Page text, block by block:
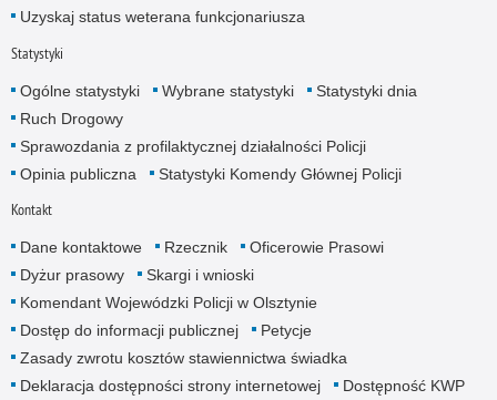
Uzyskaj status weterana funkcjonariusza
Statystyki
Ogólne statystyki Wybrane statystyki
Statystyki dnia
Ruch Drogowy
Sprawozdania z profilaktycznej działalności Policji
Opinia publiczna
Statystyki Komendy Głównej Policji
Kontakt
Dane kontaktowe Rzecznik
Oficerowie Prasowi
Dyżur prasowy
Skargi i wnioski
Komendant Wojewódzki Policji w Olsztynie
Dostęp do informacji publicznej
Petycje
Zasady zwrotu kosztów stawiennictwa świadka
Deklaracja dostępności strony internetowej
Dostępność KWP